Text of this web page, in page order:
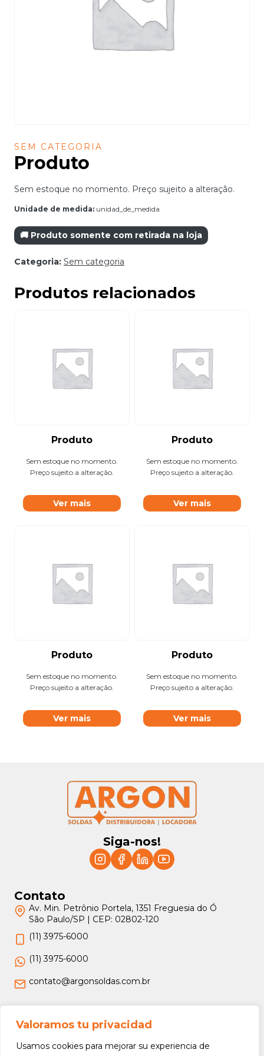
Valoramos tu privacidad
Usamos cookies para mejorar su experiencia de
SEM CATEGORIA
Produto
Sem estoque no momento. Preço sujeito a alteração.
Unidade de medida: unidad_de_medida
🚚 Produto somente com retirada na loja
Categoria: Sem categoria
Produtos relacionados
Produto
Sem estoque no momento.
Preço sujeito a alteração.
Ver mais
Produto
Sem estoque no momento.
Preço sujeito a alteração.
Ver mais
Produto
Sem estoque no momento.
Preço sujeito a alteração.
Ver mais
Produto
Sem estoque no momento.
Preço sujeito a alteração.
Ver mais
Siga-nos!
Contato
Av. Min. Petrônio Portela, 1351 Freguesia do Ó
São Paulo/SP | CEP: 02802-120
(11) 3975-6000
(11) 3975-6000
contato@argonsoldas.com.br
Jurídico
Termos e Condições
Política de Privacidade